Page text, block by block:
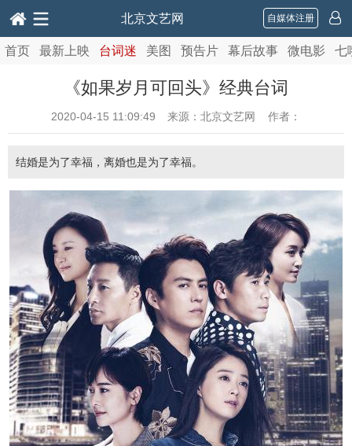
北京文艺网 自媒体注册
首页 最新上映 台词迷 美图 预告片 幕后故事 微电影 七
《如果岁月可回头》经典台词
2020-04-15 11:09:49 来源：北京文艺网 作者：
结婚是为了幸福，离婚也是为了幸福。